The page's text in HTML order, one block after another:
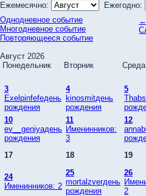
Ежемесячно:
Ежегодно:
Однодневное событие
Многодневное событие
Повторяющееся событие
Август 2026
Понедельник
Вторник Среда
3
Exelpinfefeдень
рождения
4
kinosmitдень
рождения
5
10
ev__geniyaдень
рождения
11
Именинников:
3
12
17
18 19
24
Именинников: 2
25
mortalzverдень
рождения
26
2